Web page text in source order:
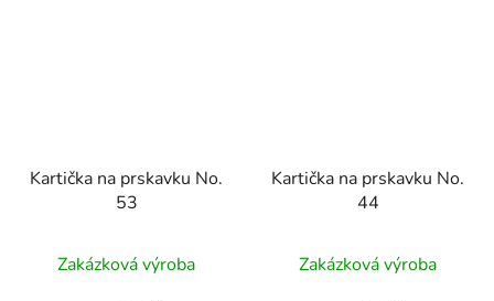
Kartička na prskavku No.
53
Zakázková výroba
Kartička na prskavku No.
44
Zakázková výroba